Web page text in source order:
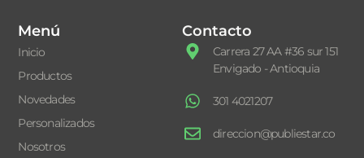
Menú
Inicio
Productos
Novedades
Personalizados
Nosotros
Contacto
Carrera 27 AA #36 sur 151
Envigado - Antioquia
301 4021207
direccion@publiestar.co